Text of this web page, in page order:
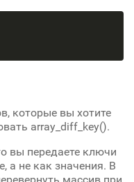
которые вы хотите
array_diff_key().
вы передаете ключи
а не как значения. В